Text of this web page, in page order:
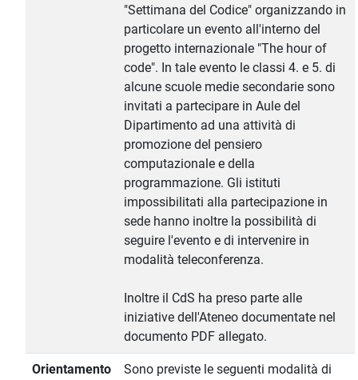
"Settimana del Codice" organizzando in
particolare un evento all'interno del
progetto internazionale "The hour of
code". In tale evento le classi 4. e 5. di
alcune scuole medie secondarie sono
invitati a partecipare in Aule del
Dipartimento ad una attività di
promozione del pensiero
computazionale e della
programmazione. Gli istituti
impossibilitati alla partecipazione in
sede hanno inoltre la possibilità di
seguire l'evento e di intervenire in
modalità teleconferenza.
Inoltre il CdS ha preso parte alle
iniziative dell'Ateneo documentate nel
documento PDF allegato.
Orientamento
Sono previste le seguenti modalità di